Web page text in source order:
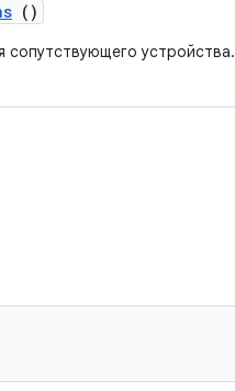
()
сопутствующего устройства.